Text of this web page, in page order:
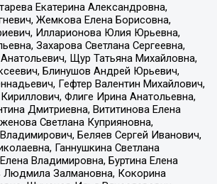
Екатерина Александровна,
Жемкова Елена Борисовна,
Илларионова Юлия Юрьевна,
Захарова Светлана Сергеевна,
Щур Татьяна Михайловна,
Блинушов Андрей Юрьевич,
Гефтер Валентин Михайлович,
Флиге Ирина Анатольевна,
Дмитриевна, Вититинова Елена
Светлана Куприяновна,
Беляев Сергей Иванович,
Ганнушкина Светлана
Владимировна, Буртина Елена
Людмила Залмановна, Кокорина